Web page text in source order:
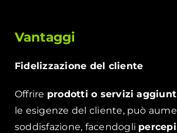
Vantaggi
Fidelizzazione del cliente
Offrire prodotti o servizi
le esigenze del cliente, può
soddisfazione, facendogli